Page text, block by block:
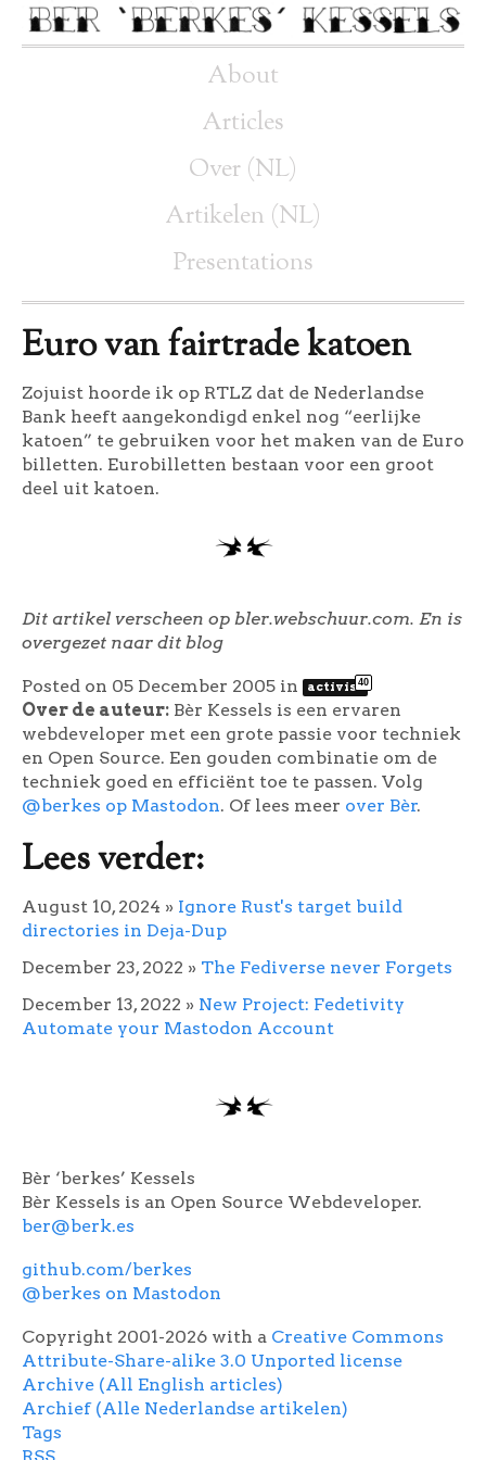
About
Articles
Over (NL)
Artikelen (NL)
Presentations
Euro van fairtrade katoen
Zojuist hoorde ik op RTLZ dat de Nederlandse
Bank heeft aangekondigd enkel nog “eerlijke
katoen” te gebruiken voor het maken van de Euro
billetten. Eurobilletten bestaan voor een groot
deel uit katoen.
Dit artikel verscheen op bler.webschuur.com. En is
overgezet naar dit blog
Posted on 05 December 2005 in activist40
Over de auteur: Bèr Kessels is een ervaren
webdeveloper met een grote passie voor techniek
en Open Source. Een gouden combinatie om de
techniek goed en efficiënt toe te passen. Volg
@berkes op Mastodon. Of lees meer over Bèr.
Lees verder:
August 10, 2024 » Ignore Rust's target build
directories in Deja-Dup
December 23, 2022 » The Fediverse never Forgets
December 13, 2022 » New Project: Fedetivity
Automate your Mastodon Account
Bèr ‘berkes’ Kessels
Bèr Kessels is an Open Source Webdeveloper.
ber@berk.es
github.com/berkes
@berkes on Mastodon
Copyright 2001-2026 with a Creative Commons
Attribute-Share-alike 3.0 Unported license
Archive (All English articles)
Archief (Alle Nederlandse artikelen)
Tags